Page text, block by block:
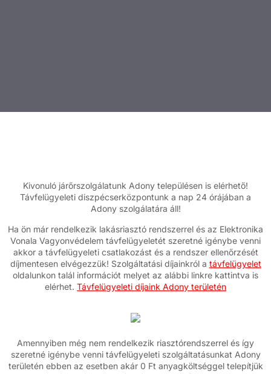
Kivonuló járőrszolgálatunk Adony településen is elérhető!
Távfelügyeleti diszpécserközpontunk a nap 24 órájában a
Adony szolgálatára áll!
Ha ön már rendelkezik lakásriasztó rendszerrel és az Elektronika
Vonala Vagyonvédelem távfelügyeletét szeretné igénybe venni
akkor a távfelügyeleti csatlakozást és a rendszer ellenőrzését
díjmentesen elvégezzük! Szolgáltatási díjainkról a távfelügyelet
oldalunkon talál információt melyet az alábbi linkre kattintva is
elérhet. Távfelügyeleti díjaink Adony területén
Amennyiben még nem rendelkezik riasztórendszerrel és így
szeretné igénybe venni távfelügyeleti szolgáltatásunkat Adony
területén ebben az esetben akár 0 Ft anyagköltséggel telepítjük